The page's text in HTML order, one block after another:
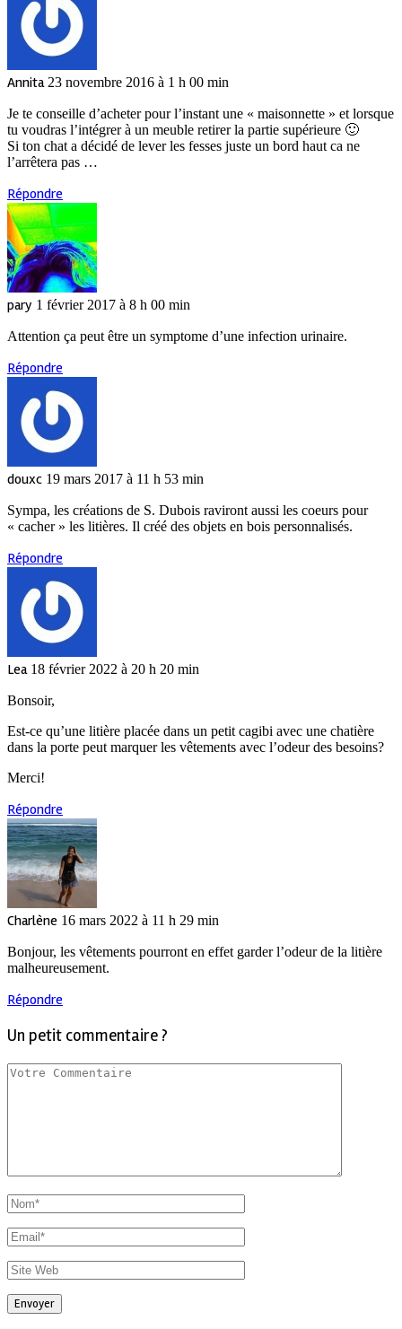
Annita 23 novembre 2016 à 1 h 00 min
Je te conseille d’acheter pour l’instant une « maisonnette » et lorsque
tu voudras l’intégrer à un meuble retirer la partie supérieure 🙂
Si ton chat a décidé de lever les fesses juste un bord haut ca ne
l’arrêtera pas …
Répondre
pary 1 février 2017 à 8 h 00 min
Attention ça peut être un symptome d’une infection urinaire.
Répondre
douxc 19 mars 2017 à 11 h 53 min
Sympa, les créations de S. Dubois raviront aussi les coeurs pour
« cacher » les litières. Il créé des objets en bois personnalisés.
Répondre
Lea 18 février 2022 à 20 h 20 min
Bonsoir,
Est-ce qu’une litière placée dans un petit cagibi avec une chatière
dans la porte peut marquer les vêtements avec l’odeur des besoins?
Merci!
Répondre
Charlène 16 mars 2022 à 11 h 29 min
Bonjour, les vêtements pourront en effet garder l’odeur de la litière
malheureusement.
Répondre
Un petit commentaire ?